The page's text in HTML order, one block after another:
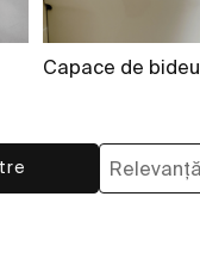
Capace de bideu